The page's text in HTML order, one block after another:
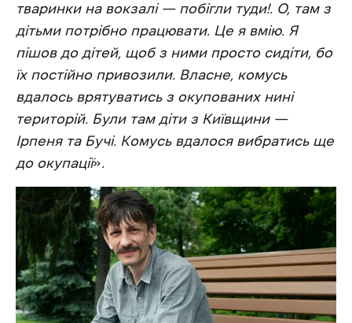
тваринки на вокзалі — побігли туди!. О, там з
дітьми потрібно працювати. Це я вмію. Я
пішов до дітей, щоб з ними просто сидіти, бо
їх постійно привозили. Власне, комусь
вдалось врятуватись з окупованих нині
територій. Були там діти з Київщини —
Ірпеня та Бучі. Комусь вдалося вибратись ще
до окупації».